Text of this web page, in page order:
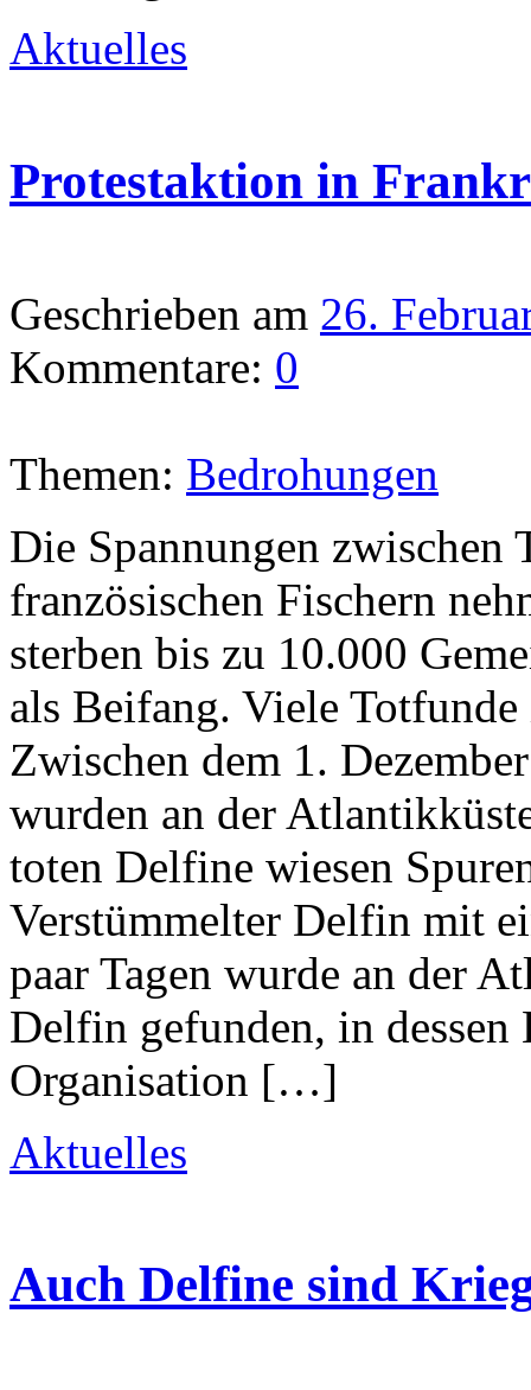
Aktuelles
Protestaktion in
Geschrieben am 26.
Kommentare: 0
Themen: Bedrohungen
Die Spannungen zwischen
französischen Fischern
sterben bis zu 10.000
als Beifang. Viele
Zwischen dem 1.
wurden an der
toten Delfine wiesen
Verstümmelter Delfin mit
paar Tagen wurde an der
Delfin gefunden, in dessen
Organisation […]
Aktuelles
Auch Delfine sind